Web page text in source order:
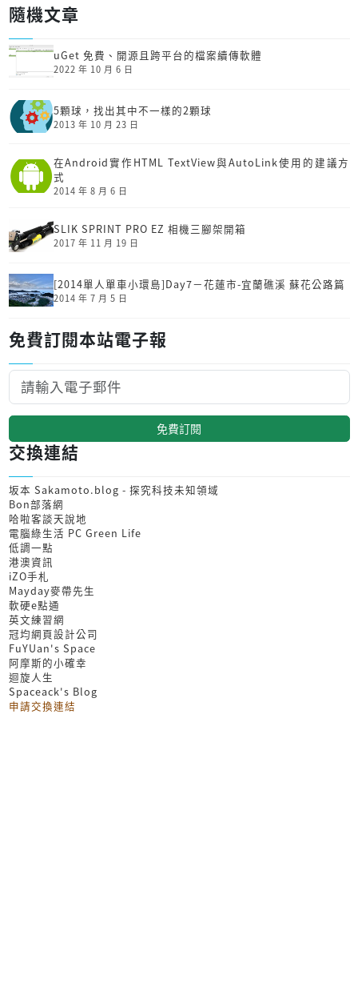
隨機文章
uGet 免費、開源且跨平台的檔案續傳軟體
2022 年 10 月 6 日
5顆球，找出其中不一樣的2顆球
2013 年 10 月 23 日
在Android實作HTML TextView與AutoLink使用的建議方
式
2014 年 8 月 6 日
SLIK SPRINT PRO EZ 相機三腳架開箱
2017 年 11 月 19 日
[2014單人單車小環島]Day7－花蓮市-宜蘭礁溪 蘇花公路篇
2014 年 7 月 5 日
免費訂閱本站電子報
免費訂閱
交換連結
坂本 Sakamoto.blog - 探究科技未知領域
Bon部落網
哈啦客談天說地
電腦綠生活 PC Green Life
低調一點
港澳資訊
iZO手札
Mayday麥帶先生
軟硬e點通
英文練習網
冠均網頁設計公司
FuYUan's Space
阿摩斯的小確幸
迴旋人生
Spaceack's Blog
申請交換連結